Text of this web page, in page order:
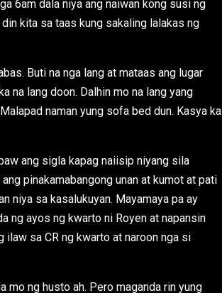
6am dala niya ang naiwan kong susi ng
kita sa taas kung sakaling lalakas ng
Buti na nga lang at mataas ang lugar
na lang doon. Dalhin mo na lang yang
naman yung sofa bed dun. Kasya ka
ang sigla kapag naiisip niyang sila
pinakamabangong unan at kumot at pati
niya sa kasalukuyan. Mayamaya pa ay
ng ayos ng kwarto ni Royen at napansin
ilaw sa CR ng kwarto at naroon nga si
mo ng husto ah. Pero maganda rin yung